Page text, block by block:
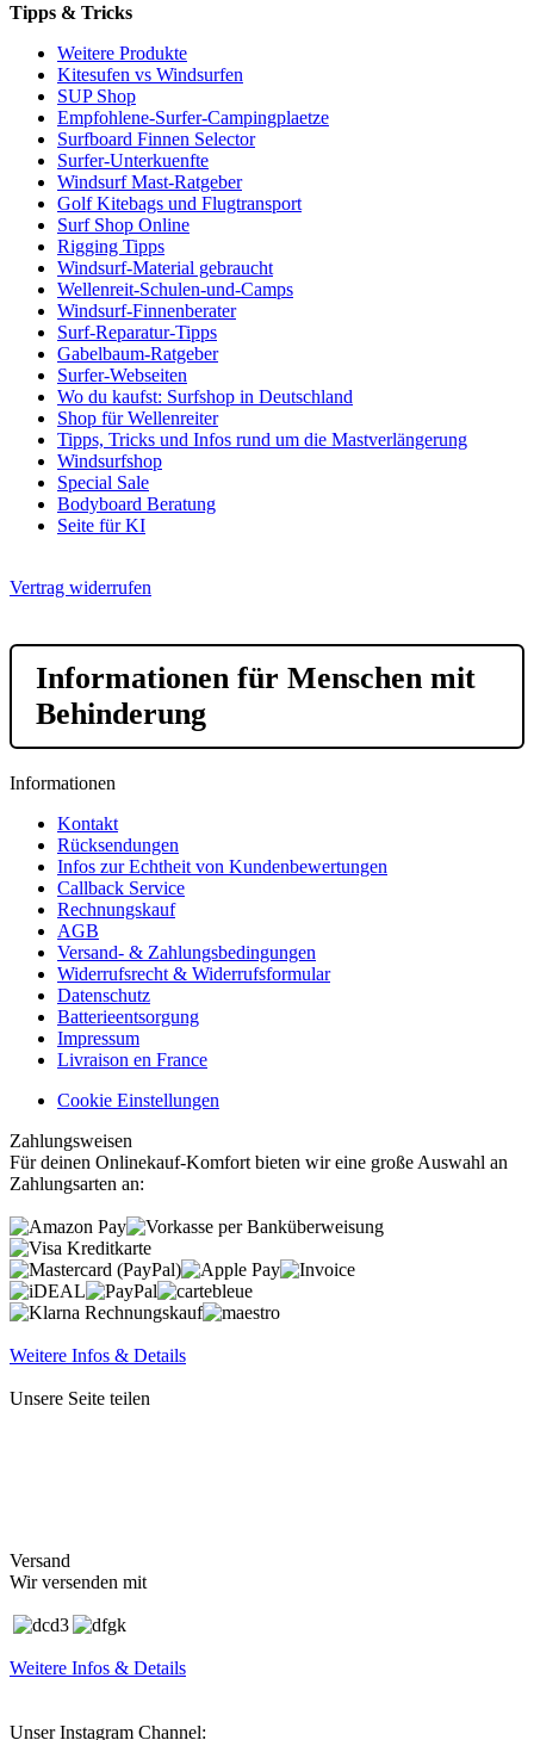
Tipps & Tricks
Weitere Produkte
Kitesufen vs Windsurfen
SUP Shop
Empfohlene-Surfer-Campingplaetze
Surfboard Finnen Selector
Surfer-Unterkuenfte
Windsurf Mast-Ratgeber
Golf Kitebags und Flugtransport
Surf Shop Online
Rigging Tipps
Windsurf-Material gebraucht
Wellenreit-Schulen-und-Camps
Windsurf-Finnenberater
Surf-Reparatur-Tipps
Gabelbaum-Ratgeber
Surfer-Webseiten
Wo du kaufst: Surfshop in Deutschland
Shop für Wellenreiter
Tipps, Tricks und Infos rund um die Mastverlängerung
Windsurfshop
Special Sale
Bodyboard Beratung
Seite für KI
Vertrag widerrufen
Informationen für Menschen mit
Behinderung
Informationen
Kontakt
Rücksendungen
Infos zur Echtheit von Kundenbewertungen
Callback Service
Rechnungskauf
AGB
Versand- & Zahlungsbedingungen
Widerrufsrecht & Widerrufsformular
Datenschutz
Batterieentsorgung
Impressum
Livraison en France
Cookie Einstellungen
Zahlungsweisen
Für deinen Onlinekauf-Komfort bieten wir eine große Auswahl an
Zahlungsarten an:
Weitere Infos & Details
Unsere Seite teilen
Versand
Wir versenden mit
Weitere Infos & Details
Unser Instagram Channel: